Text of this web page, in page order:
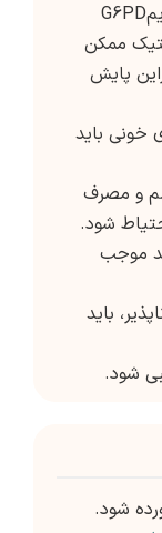
مصرف این دارو در افراد دارای نقص آنزیمG6PD
ممکن
پایش
باید
و مصرف
شود.
موجب
باید
شود.
شود.